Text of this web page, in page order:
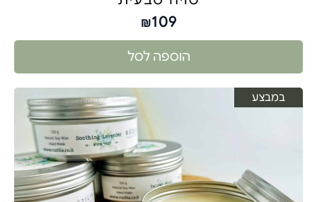
₪109
הוספה לסל
במבצע